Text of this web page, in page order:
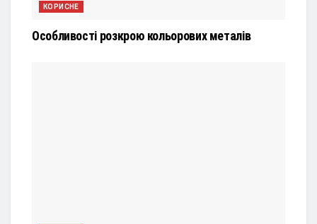
КОРИСНЕ
Особливості розкрою кольорових металів